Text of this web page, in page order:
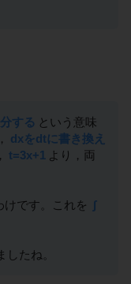
する という意味
dxをdtに書き換え
t=3x+1 より，両
けです。これを ∫
たね。